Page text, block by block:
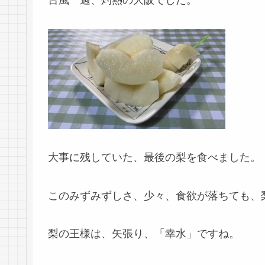
大事に残していた、最後の梨を食べました。
このみずみずしさ、少々、食欲が落ちても、
梨の王様は、矢張り、「幸水」ですね。